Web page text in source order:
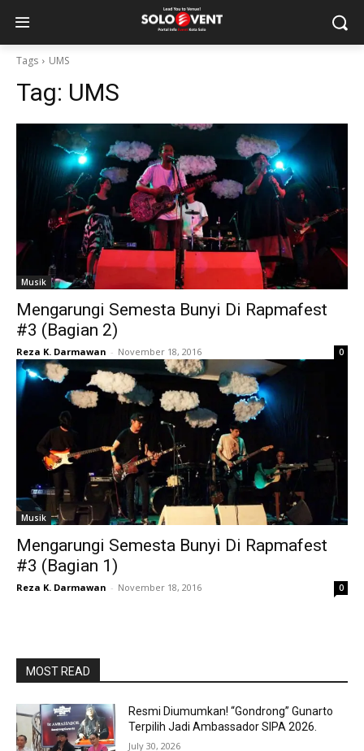
Tags UMS
Tag: UMS
Musik
Mengarungi Semesta Bunyi Di Rapmafest
#3 (Bagian 2)
Reza K. Darmawan - November 18, 2016 0
Musik
Mengarungi Semesta Bunyi Di Rapmafest
#3 (Bagian 1)
Reza K. Darmawan - November 18, 2016 0
MOST READ
Resmi Diumumkan! “Gondrong” Gunarto
Terpilih Jadi Ambassador SIPA 2026.
July 30, 2026